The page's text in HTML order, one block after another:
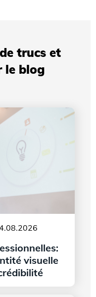
trucs et
le blog
visuelle
comment votre
votre crédibilité